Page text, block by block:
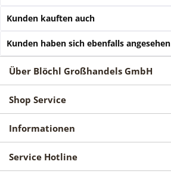
Kunden kauften auch
Kunden haben sich ebenfalls angesehen
Über Blöchl Großhandels GmbH
Shop Service
Informationen
Service Hotline